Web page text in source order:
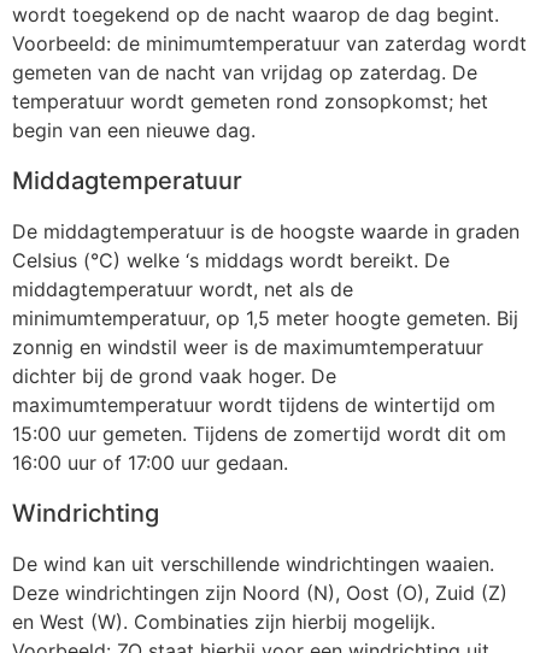
wordt toegekend op de nacht waarop de dag begint.
Voorbeeld: de minimumtemperatuur van zaterdag wordt
gemeten van de nacht van vrijdag op zaterdag. De
temperatuur wordt gemeten rond zonsopkomst; het
begin van een nieuwe dag.
Middagtemperatuur
De middagtemperatuur is de hoogste waarde in graden
Celsius (°C) welke ‘s middags wordt bereikt. De
middagtemperatuur wordt, net als de
minimumtemperatuur, op 1,5 meter hoogte gemeten. Bij
zonnig en windstil weer is de maximumtemperatuur
dichter bij de grond vaak hoger. De
maximumtemperatuur wordt tijdens de wintertijd om
15:00 uur gemeten. Tijdens de zomertijd wordt dit om
16:00 uur of 17:00 uur gedaan.
Windrichting
De wind kan uit verschillende windrichtingen waaien.
Deze windrichtingen zijn Noord (N), Oost (O), Zuid (Z)
en West (W). Combinaties zijn hierbij mogelijk.